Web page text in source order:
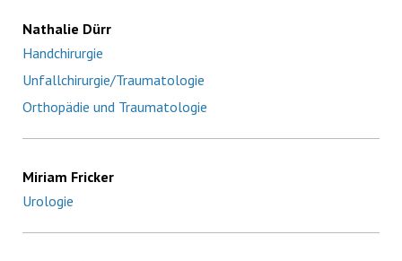
Nathalie Dürr
Handchirurgie
Unfallchirurgie/Traumatologie
Orthopädie und Traumatologie
Miriam Fricker
Urologie